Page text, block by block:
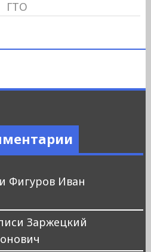
ГТО
Фигуров Иван
Заржецкий